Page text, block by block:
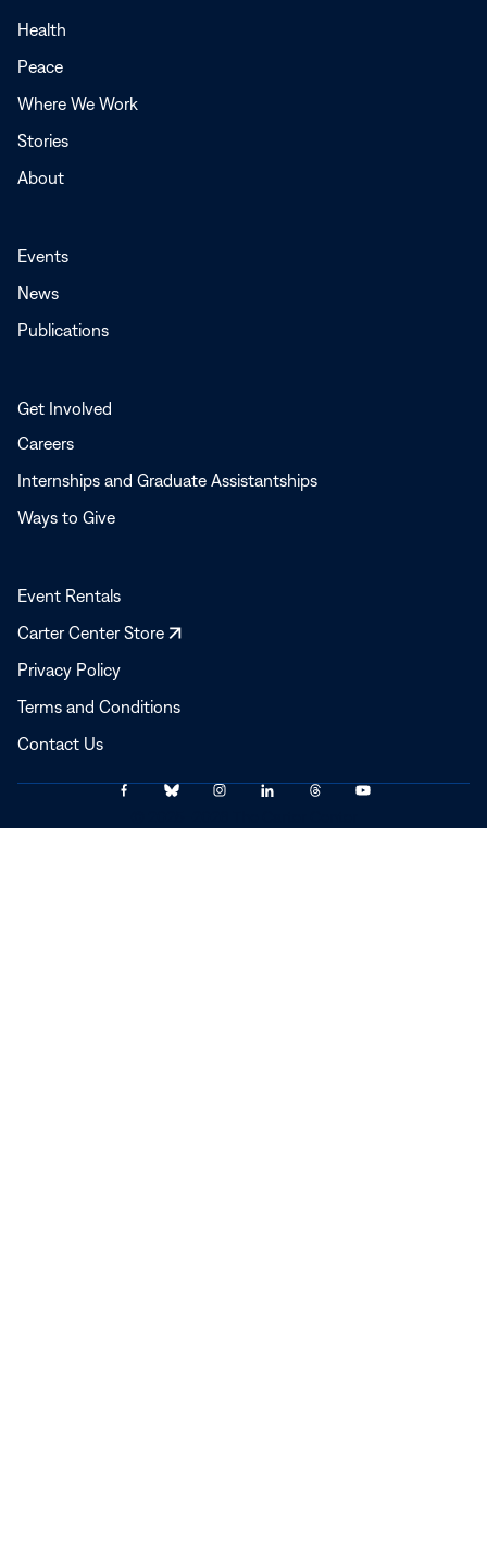
Health
Peace
Where We Work
Stories
About
Events
News
Publications
Get Involved
Careers
Internships and Graduate Assistantships
Ways to Give
Event Rentals
Carter Center Store
Opens
Privacy Policy
Terms and Conditions
Contact Us
Link
to
Link
to
Link
to
Link
to
Link
to
Link
to